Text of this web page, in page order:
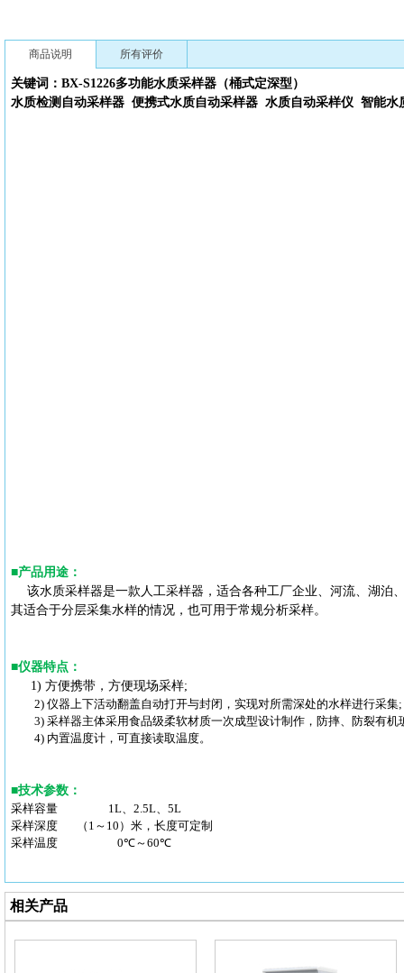
商品说明 所有评价
关键词：BX-S1226多功能水质采样器（桶式定深型）
水质检测自动采样器 便携式水质自动采样器 水质自动采样仪 智能水
■产品用途 ：
该水质采样器是一款人工采样器，适合各种工厂企业、河流、湖
其适合于分层采集水样的情况，也可用于常规分析采样。
■仪器特点 ：
1) 方便携带，方便现场采样;
2) 仪器上下活动翻盖自动打开与封闭，实现对所需深处的水样进行采集;
3) 采样器主体采用食品级柔软材质一次成型设计制作，防摔、防裂有机
4) 内置温度计，可直接读取温度。
■技术参数 ：
采样容量
1L、2.5L、5L
采样深度
（1～10）米，长度可定制
采样温度
0℃～60℃
相关产品